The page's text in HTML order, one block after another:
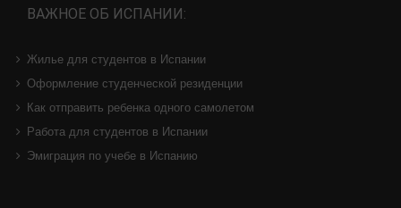
ВАЖНОЕ ОБ ИСПАНИИ:
Жилье для студентов в Испании
Оформление студенческой резиденции
Как отправить ребенка одного самолетом
Работа для студентов в Испании
Эмиграция по учебе в Испанию